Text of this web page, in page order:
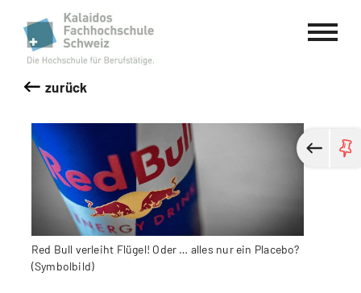
Kalaidos Fachhochschule Schweiz
zurück
Red Bull verleiht Flügel! Oder … alles nur ein Placebo?
(Symbolbild)